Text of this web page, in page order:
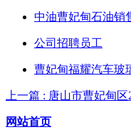
中油曹妃甸石油销
公司招聘员工
曹妃甸福耀汽车玻
上一篇 : 唐山市曹妃甸
网站首页